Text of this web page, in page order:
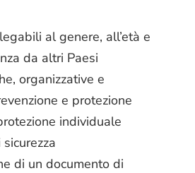
al genere, all’età e
da altri Paesi
organizzative e
e protezione
individuale
di un documento di